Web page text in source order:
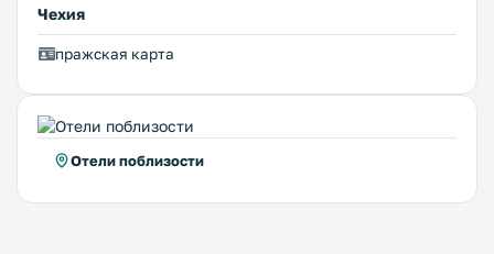
Чехия
пражская карта
Отели поблизости